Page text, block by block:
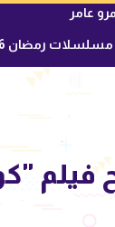
عامر
مسلسلات رمضان 2026